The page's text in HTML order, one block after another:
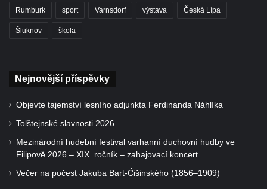
Rumburk sport Varnsdorf výstava Česká Lípa
Šluknov škola
Nejnovější příspěvky
Objevte tajemství lesního adjunkta Ferdinanda Náhlíka
Tolštejnské slavnosti 2026
Mezinárodní hudební festival varhanní duchovní hudby ve
Filipově 2026 – XIX. ročník – zahajovací koncert
Večer na počest Jakuba Bart-Ćišinského (1856–1909)